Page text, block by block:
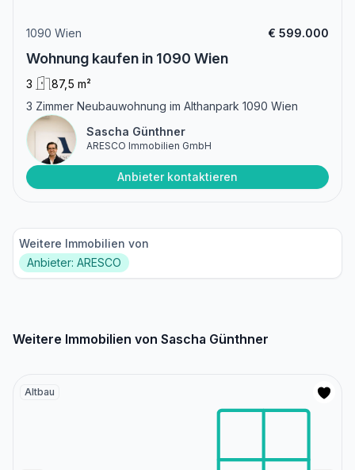
1090 Wien € 599.000
Wohnung kaufen in 1090 Wien
3
87,5 m²
3 Zimmer Neubauwohnung im Althanpark 1090 Wien
Sascha Günthner
ARESCO Immobilien GmbH
Anbieter kontaktieren
Weitere Immobilien von
Anbieter: ARESCO
Weitere Immobilien von Sascha Günthner
Altbau